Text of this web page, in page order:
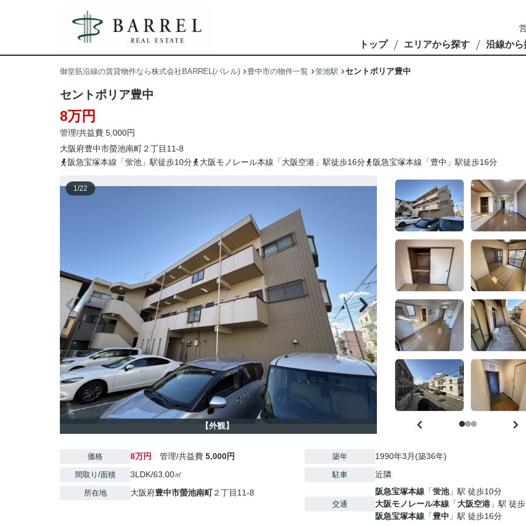
トップ エリアから探す 沿線から
御堂筋沿線の賃貸物件なら株式会社BARREL(バレル) 豊中市の物件一覧 蛍池駅 セントポリア豊中
セントポリア豊中
8万円
管理/共益費 5,000円
大阪府豊中市螢池南町２丁目11-8
阪急宝塚本線「蛍池」駅徒歩10分
大阪モノレール本線「大阪空港」駅徒歩16分 阪急宝塚本線「豊中」駅徒歩16分
1/22
【外観】
価格 8万円 管理/共益費 5,000円
間取り/面積 3LDK/63.00㎡
所在地 大阪府豊中市螢池南町２丁目11-8
築年 1990年3月(築36年)
駐車 近隣
交通
阪急宝塚本線 「蛍池」駅 徒歩10分
大阪モノレール本線 「大阪空港 」駅 徒
阪急宝塚本線 「豊中 」駅 徒歩16分